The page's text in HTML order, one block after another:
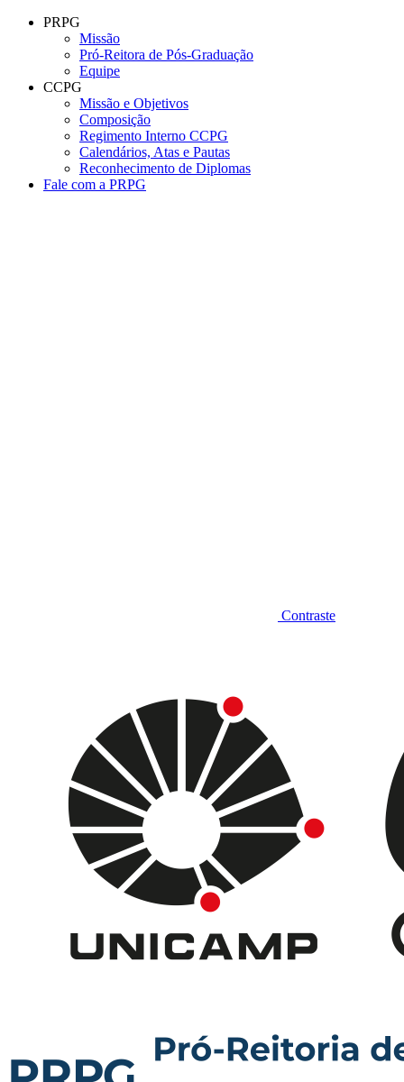
Conteúdo principal
PRPG
Missão
Pró-Reitora de Pós-Graduação
Equipe
CCPG
Missão e Objetivos
Composição
Regimento Interno CCPG
Calendários, Atas e Pautas
Reconhecimento de Diplomas
Fale com a PRPG
Contraste